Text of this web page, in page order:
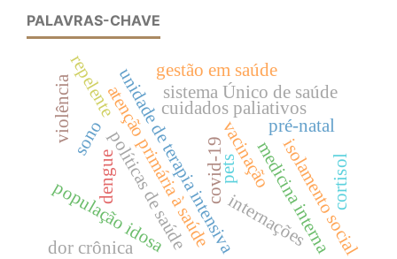
PALAVRAS-CHAVE
unidade de terapia intensiva
cuidados paliativos
atenção primária à saúdesistema Único de saúde
políticas de saúde
gestão em saúde
vacinação
covid-19
população idosa medicina interna
sono
repelente
pré-natal
violência
isolamento social
dengue
internações
dor crônica
cortisol
pets